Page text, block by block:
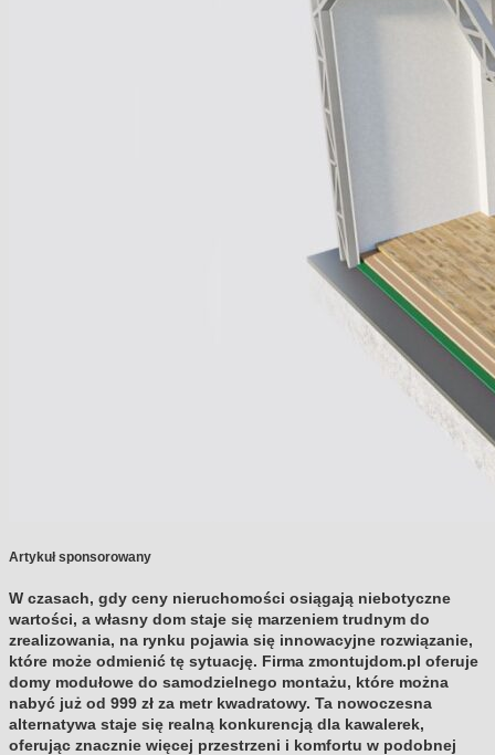
Artykuł sponsorowany
W czasach, gdy ceny nieruchomości osiągają niebotyczne
wartości, a własny dom staje się marzeniem trudnym do
zrealizowania, na rynku pojawia się innowacyjne rozwiązanie,
które może odmienić tę sytuację. Firma zmontujdom.pl oferuje
domy modułowe do samodzielnego montażu, które można
nabyć już od 999 zł za metr kwadratowy. Ta nowoczesna
alternatywa staje się realną konkurencją dla kawalerek,
oferując znacznie więcej przestrzeni i komfortu w podobnej